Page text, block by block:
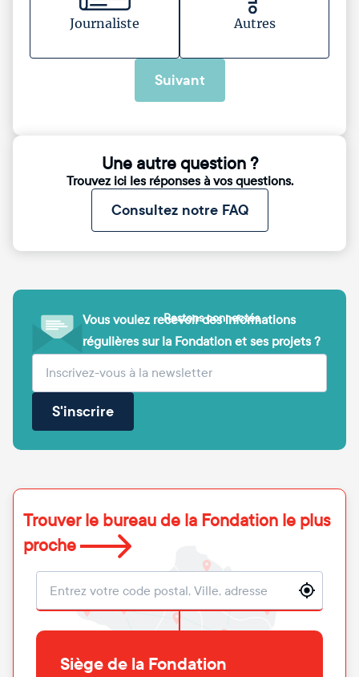
Journaliste Autres
Suivant
Une autre question ?
Trouvez ici les réponses à vos questions.
Consultez notre FAQ
Vous voulez recevoir des informations
régulières sur la Fondation et ses projets ?
Votre adresse e-mail (obligatoire)
S'inscrire
Restons connectés
Trouver le bureau de la Fondation le plus
proche
Localisation
Siège de la Fondation